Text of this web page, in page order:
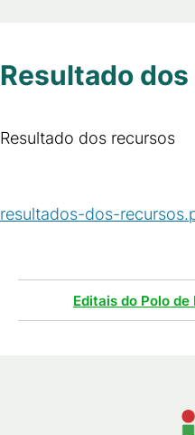
Resultado
Resultado dos recursos
resultados-dos-
Editais do Polo de